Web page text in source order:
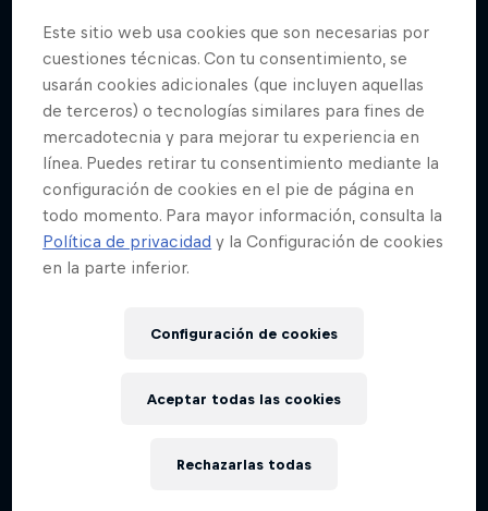
Este sitio web usa cookies que son necesarias por
cuestiones técnicas. Con tu consentimiento, se
usarán cookies adicionales (que incluyen aquellas
de terceros) o tecnologías similares para fines de
mercadotecnia y para mejorar tu experiencia en
línea. Puedes retirar tu consentimiento mediante la
configuración de cookies en el pie de página en
todo momento. Para mayor información, consulta la
Política de privacidad y la Configuración de cookies
en la parte inferior.
Configuración de cookies
Rechazarlas todas
Aceptar todas las cookies